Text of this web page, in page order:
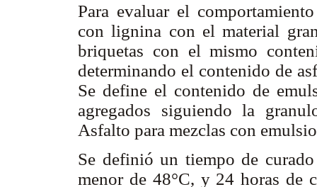
Para evaluar el
con lignina con el material
briquetas con el mismo
determinando el contenido de
Se define el contenido de
agregados siguiendo la
Asfalto para mezclas con
Se definió un tiempo de
menor de 48°C, y 24 horas de